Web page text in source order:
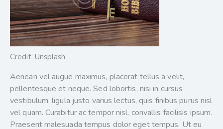
Credit: Unsplash
Aenean vel augue maximus, placerat tellus a velit,
pellentesque et neque. Sed lobortis, nisi in cursus
vestibulum, ligula justo varius lectus, quis finibus purus nisl
vel quam. Curabitur ac tempor nisl, convallis facilisis ipsum.
Praesent malesuada tempus dolor eget tempus. Ut eu